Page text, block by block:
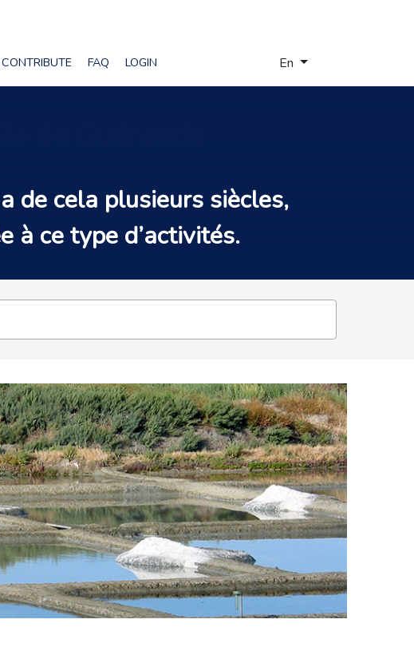
CONTRIBUTE FAQ LOGIN Select your language
En
de cela plusieurs siècles,
à ce type d’activités.